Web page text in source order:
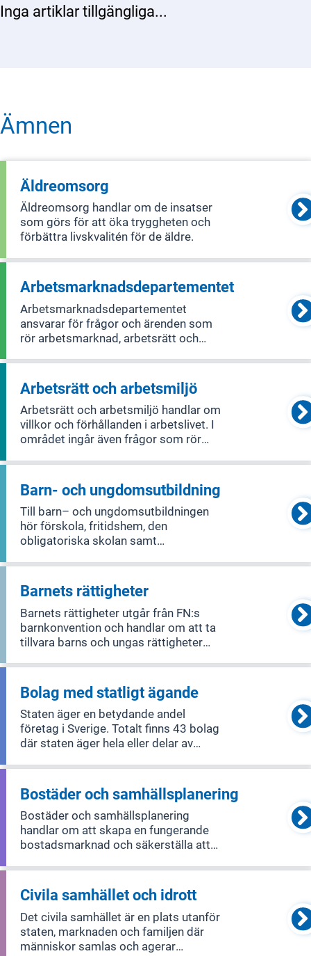
Inga artiklar tillgängliga...
Ämnen
Äldreomsorg
Äldreomsorg handlar om de insatser
som görs för att öka tryggheten och
förbättra livskvalitén för de äldre.
Arbetsmarknads­­departementet
Arbetsmarknadsdepartementet
ansvarar för frågor och ärenden som
rör arbetsmarknad, arbetsrätt och
Arbetsrätt och arbetsmiljö
Arbetsrätt och arbetsmiljö handlar om
villkor och förhållanden i arbetslivet. I
området ingår även frågor som rör
arbetstvister. Goda arbetsvillkor och
en bra arbetsmiljö bidrar till en hög
produktivitet i svensk ekonomi som
Barn- och ungdomsutbildning
Till barn– och ungdomsutbildningen
hör förskola, fritidshem, den
obligatoriska skolan samt
sina olika förutsättningar och behov få
utbildning så att de uppnår
kunskapskraven och därmed får
möjlighet att utvecklas så lång
Barnets rättigheter
Barnets rättigheter utgår från FN:s
barnkonvention och handlar om att ta
tillvara barns och ungas rättigheter
omfattar alla verksamheter där barn är
berörda, till exempel
utbildningspolitiken,
migrationspolitiken, kultur
Bolag med statligt ägande
Staten äger en betydande andel
företag i Sverige. Totalt finns 43 bolag
där staten äger hela eller delar av
börsnoterade. Dessutom förvaltar
staten två stiftelser. Sammanlagt
sysselsätter de statligt ägda bolagen
omkring 1
Bostäder och samhällsplanering
Bostäder och samhällsplanering
handlar om att skapa en fungerande
bostadsmarknad och säkerställa att
Det inkluderar också hur man planerar
och designar byggnader och miljöer.
Området täcker bostadsmarknaden,
lantmä
Civila samhället och idrott
Det civila samhället är en plats utanför
staten, marknaden och familjen där
människor samlas och agerar